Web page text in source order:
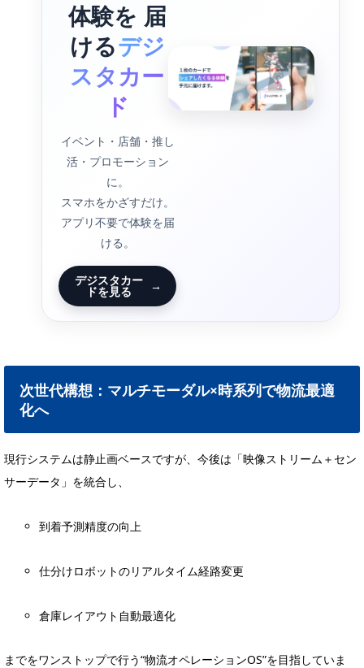
体験を 届
けるデジ
スタカー
ド
イベント・店舗・推し
活・プロモーション
に。
スマホをかざすだけ。
アプリ不要で体験を届
ける。
デジスタカー
ドを見る →
次世代構想：マルチモーダル×時系列で物流最適
化へ
現行システムは静止画ベースですが、今後は「映像ストリーム＋セン
サーデータ」を統合し、
到着予測精度の向上
仕分けロボットのリアルタイム経路変更
倉庫レイアウト自動最適化
までをワンストップで行う“物流オペレーションOS”を目指していま